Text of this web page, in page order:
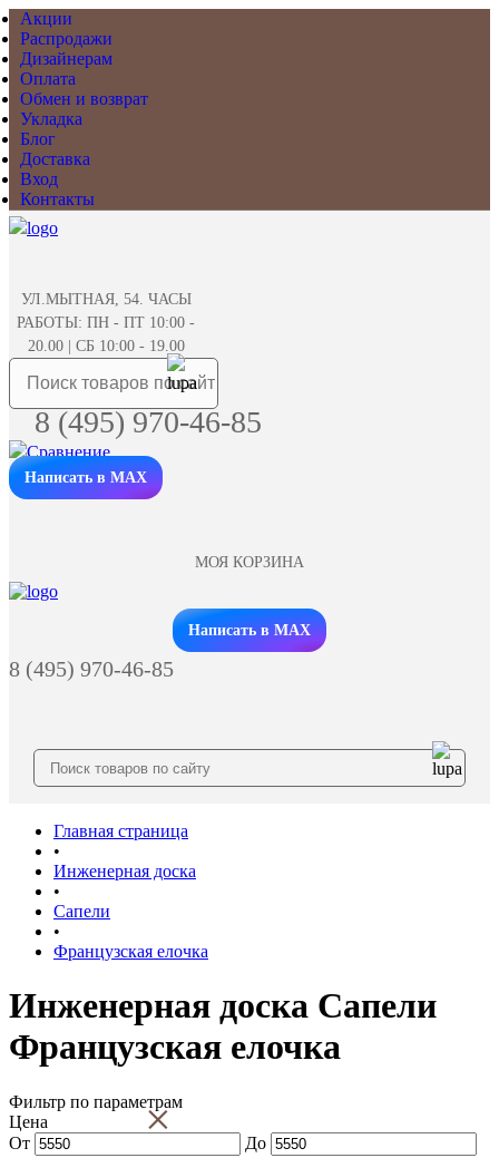
Акции
Распродажи
Дизайнерам
Оплата
Обмен и возврат
Укладка
Блог
Доставка
Вход
Контакты
УЛ.МЫТНАЯ, 54. ЧАСЫ
РАБОТЫ: ПН - ПТ 10:00 -
20.00 | СБ 10:00 - 19.00
8 (495) 970-46-85
Написать в MAX
МОЯ КОРЗИНА
Заказать звонок
Написать в MAX
8 (495) 970-46-85
Главная страница
•
Инженерная доска
•
Сапели
•
Французская елочка
Инженерная доска Сапели
Французская елочка
Фильтр по параметрам
×
Цена
От
До